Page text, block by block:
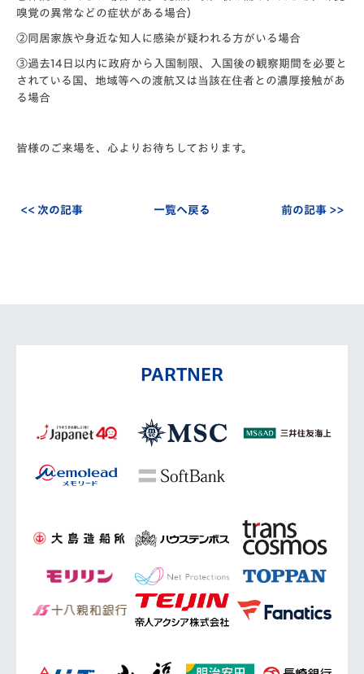
嗅覚の異常などの症状がある場合）
②同居家族や身近な知人に感染が疑われる方がいる場合
③過去14日以内に政府から入国制限、入国後の観察期間を必要と
されている国、地域等への渡航又は当該在住者との濃厚接触があ
る場合
皆様のご来場を、心よりお待ちしております。
<< 次の記事 一覧へ戻る 前の記事 >>
PARTNER